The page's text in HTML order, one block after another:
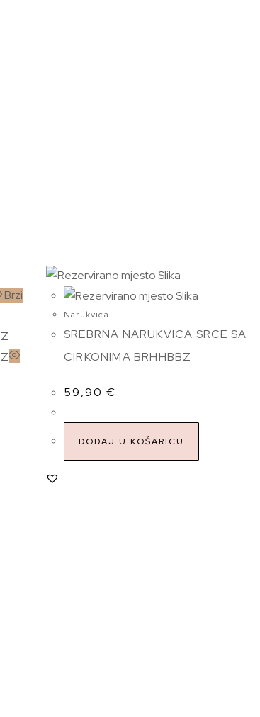
Brzi
Narukvica
SREBRNA NARUKVICA SRCE SA
CIRKONIMA BRHHBBZ
59,90 €
DODAJ U KOŠARICU